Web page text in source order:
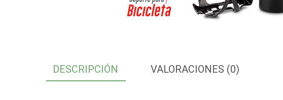
DESCRIPCIÓN VALORACIONES (0)